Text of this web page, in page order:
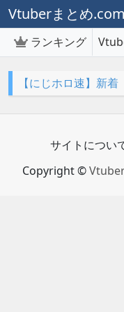
Vtuberまとめ.com
ランキング
【にじホロ速】新着
サイトについ
Copyright ©